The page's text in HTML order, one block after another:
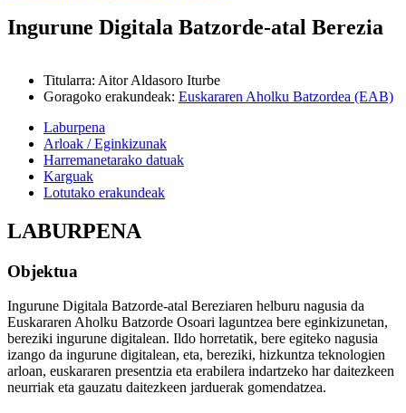
Ingurune Digitala Batzorde-atal Berezia
Titularra: Aitor Aldasoro Iturbe
Goragoko erakundeak: Euskararen Aholku Batzordea (EAB)
Laburpena
Arloak / Eginkizunak
Harremanetarako datuak
Karguak
Lotutako erakundeak
LABURPENA
Objektua
Ingurune Digitala Batzorde-atal Bereziaren helburu nagusia da
Euskararen Aholku Batzorde Osoari laguntzea bere eginkizunetan,
bereziki ingurune digitalean. Ildo horretatik, bere egiteko nagusia
izango da ingurune digitalean, eta, bereziki, hizkuntza teknologien
arloan, euskararen presentzia eta erabilera indartzeko har daitezkeen
neurriak eta gauzatu daitezkeen jarduerak gomendatzea.